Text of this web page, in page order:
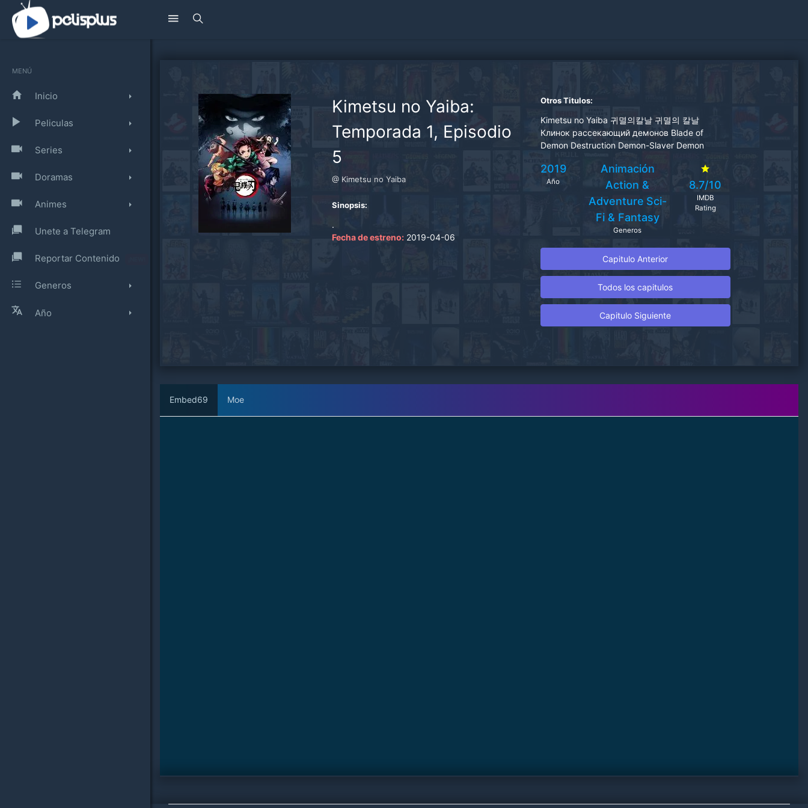
MENÚ
Inicio
Peliculas
Series
Doramas
Animes
Unete a Telegram
Reportar Contenido
Generos
Año
Kimetsu no Yaiba:
Temporada 1, Episodio
5
@ Kimetsu no Yaiba
Sinopsis:
.
Fecha de estreno: 2019-04-06
Otros Titulos:
Kimetsu no Yaiba 귀멸의칼날 귀멸의 칼날
Клинок рассекающий демонов Blade of
Demon Destruction Demon-Slayer Demon
Kimetsu no Yaiba Thanh Gươm Diệt Quỷ
2019
Año
Animación
Action &
Adventure Sci-
Fi & Fantasy
Generos
8.7/10
IMDB
Rating
Capitulo Anterior
Todos los capitulos
Capitulo Siguiente
Embed69 Moe